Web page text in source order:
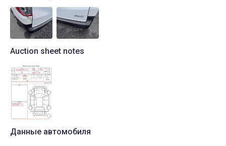
Auction sheet notes
Данные автомобиля